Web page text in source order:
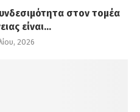
στον τομέα
είναι...
2026